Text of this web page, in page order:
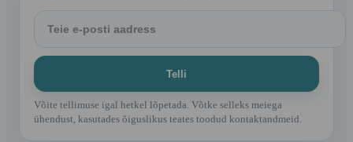
Võite tellimuse igal hetkel lõpetada. Võtke selleks meiega
ühendust, kasutades õiguslikus teates toodud kontaktandmeid.